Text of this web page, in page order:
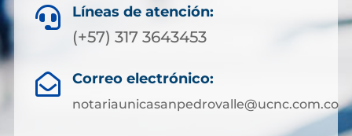
 Líneas de atención:
(+57) 317 3643453
 Correo electrónico:
notariaunicasanpedrovalle@ucnc.com.co